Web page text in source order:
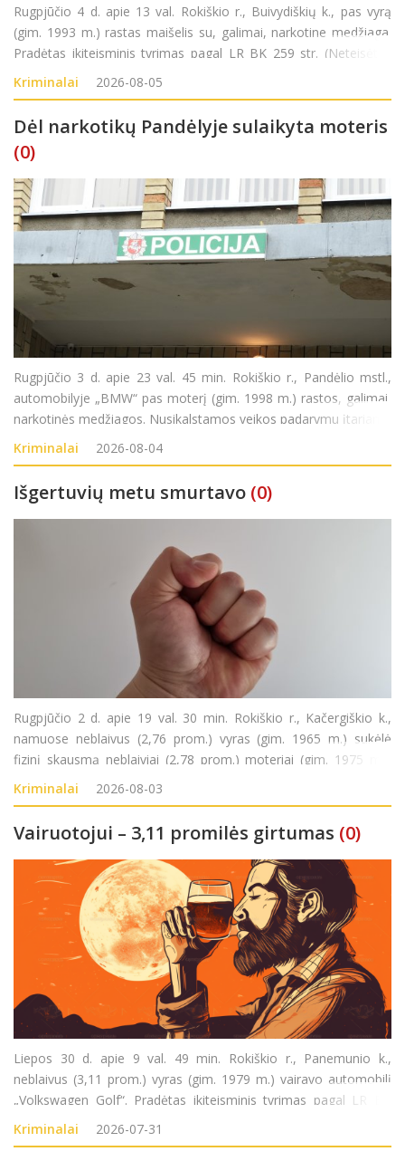
Rugpjūčio 4 d. apie 13 val. Rokiškio r., Buivydiškių k., pas vyrą
(gim. 1993 m.) rastas maišelis su, galimai, narkotine medžiaga.
Pradėtas ikiteisminis tyrimas pagal LR BK 259 str. (Neteisėtas
disponavimas narkotinėmis ar psichotropinėmis medžiagomis
be tikslo jas platinti
Kriminalai 2026-08-05
Dėl narkotikų Pandėlyje sulaikyta moteris
(0)
Rugpjūčio 3 d. apie 23 val. 45 min. Rokiškio r., Pandėlio mstl.,
automobilyje „BMW“ pas moterį (gim. 1998 m.) rastos, galimai,
narkotinės medžiagos. Nusikalstamos veikos padarymu įtariama
moteris sulaikyta. Pradėtas ikiteisminis tyrimas pagal LR BK 259
str. (Neteisėtas disponavim
Kriminalai 2026-08-04
Išgertuvių metu smurtavo (0)
Rugpjūčio 2 d. apie 19 val. 30 min. Rokiškio r., Kačergiškio k.,
namuose neblaivus (2,76 prom.) vyras (gim. 1965 m.) sukėlė
fizinį skausmą neblaiviai (2,78 prom.) moteriai (gim. 1975 m.).
Nusikalstamos veikos padarymu įtariamas vyras sulaikytas.
Pradėtas ikiteisminis tyrimas pagal LR
Kriminalai 2026-08-03
Vairuotojui – 3,11 promilės girtumas (0)
Liepos 30 d. apie 9 val. 49 min. Rokiškio r., Panemunio k.,
neblaivus (3,11 prom.) vyras (gim. 1979 m.) vairavo automobilį
„Volkswagen Golf“. Pradėtas ikiteisminis tyrimas pagal LR BK
281 str.(Kelių transporto eismo saugumo ar transporto
priemonių eksploatavimo taisyklių pažeidim
Kriminalai 2026-07-31